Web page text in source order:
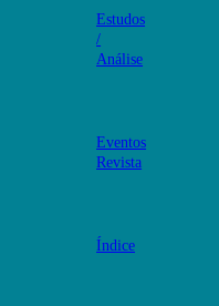
Estudos
/
Análise
Eventos
Revista
Índice